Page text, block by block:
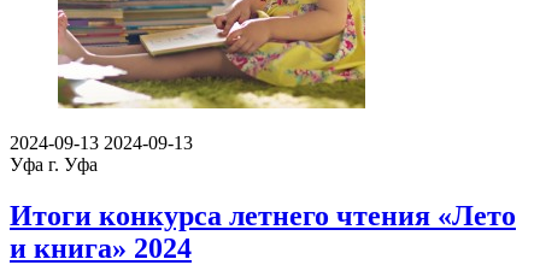
2024-09-13 2024-09-13
Уфа г. Уфа
Итоги конкурса летнего чтения «Лето
и книга» 2024